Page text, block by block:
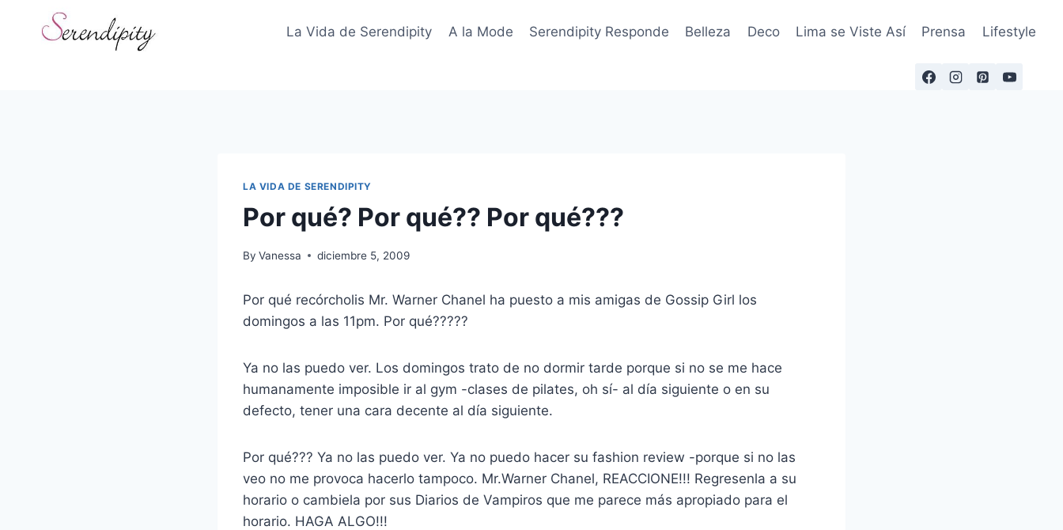
La Vida de Serendipity A la Mode Serendipity Responde Belleza Deco Lima se Viste Así Prensa Lifestyle
LA VIDA DE SERENDIPITY
Por qué? Por qué?? Por qué???
By Vanessa diciembre 5, 2009
Por qué recórcholis Mr. Warner Chanel ha puesto a mis amigas de Gossip Girl los
domingos a las 11pm. Por qué?????
Ya no las puedo ver. Los domingos trato de no dormir tarde porque si no se me hace
humanamente imposible ir al gym -clases de pilates, oh sí- al día siguiente o en su
defecto, tener una cara decente al día siguiente.
Por qué??? Ya no las puedo ver. Ya no puedo hacer su fashion review -porque si no las
veo no me provoca hacerlo tampoco. Mr.Warner Chanel, REACCIONE!!! Regresenla a su
horario o cambiela por sus Diarios de Vampiros que me parece más apropiado para el
horario. HAGA ALGO!!!